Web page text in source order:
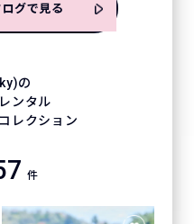
グで見る
の
ンタル
レクション
件